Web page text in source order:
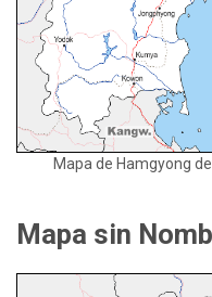
Mapa de Hamgyong
Mapa sin